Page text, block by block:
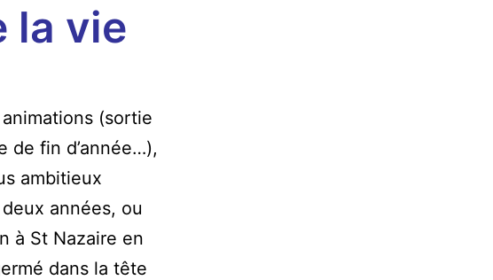
la vie
(sortie
de fin d’année…),
ambitieux
années, ou
à St Nazaire en
dans la tête